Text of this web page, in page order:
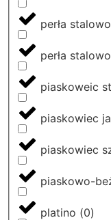
perła
perła
piaskoweic
piaskowiec
piaskowiec
piaskowo-
platino (0)